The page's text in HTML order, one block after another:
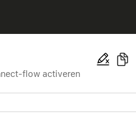
flow activeren